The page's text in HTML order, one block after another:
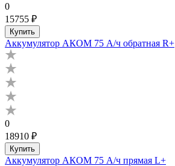
0
15755 ₽
Купить
Аккумулятор АКОМ 75 А/ч обратная R+
0
18910 ₽
Купить
Аккумулятор АКОМ 75 А/ч прямая L+